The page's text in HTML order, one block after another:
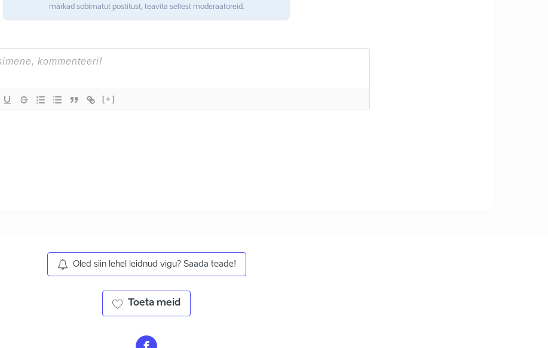
märkad sobimatut postitust, teavita sellest moderaatoreid.
[+]
Oled siin lehel leidnud vigu? Saada teade!
Toeta meid